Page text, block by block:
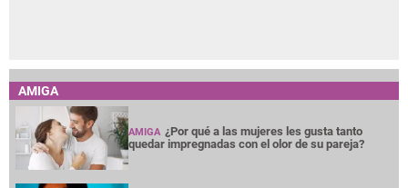
AMIGA
AMIGA ¿Por qué a las mujeres les gusta tanto
quedar impregnadas con el olor de su pareja?